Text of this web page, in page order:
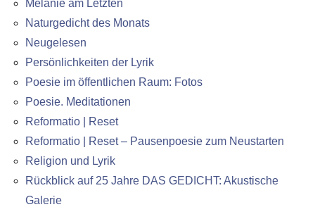
Melanie am Letzten
Naturgedicht des Monats
Neugelesen
Persönlichkeiten der Lyrik
Poesie im öffentlichen Raum: Fotos
Poesie. Meditationen
Reformatio | Reset
Reformatio | Reset – Pausenpoesie zum Neustarten
Religion und Lyrik
Rückblick auf 25 Jahre DAS GEDICHT: Akustische
Galerie